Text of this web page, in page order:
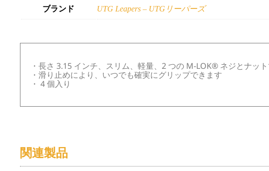
ブランド UTG Leapers – UTGリーパーズ
・長さ 3.15 インチ、スリム、軽量、2 つの M-LOK® ネジとナッ
・滑り止めにより、いつでも確実にグリップできます
・ 4 個入り
関連製品